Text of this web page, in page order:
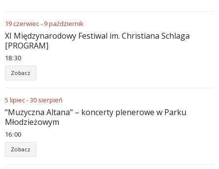
19czerwiec- 9październik
XI Międzynarodowy Festiwal im. Christiana Schlaga
[PROGRAM]
18 30
Zobacz
5 lipiec-30 sierpień
"Muzyczna Altana" – koncerty plenerowe w Parku
Młodzieżowym
16 00
Zobacz